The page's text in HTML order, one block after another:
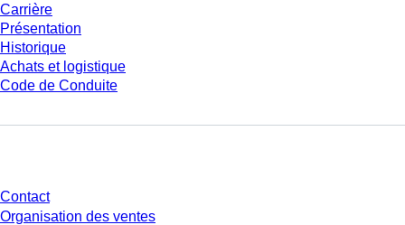
Carrière
Présentation
Historique
Achats et logistique
Code de Conduite
Contact
Organisation des ventes